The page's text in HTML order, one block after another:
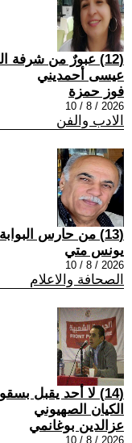
(12) عبورٌ من شرفة
عيسى أحمديني
فوز حمزة
2026 / 8 / 10
الادب والفن
(13) من حارس البوابة إلى حارس الوعي
يونس متي
2026 / 8 / 10
الصحافة والاعلام
(14) لا أحد يقبل
الكيان الصهيوني
عزالدين بوغانمي
2026 / 8 / 10